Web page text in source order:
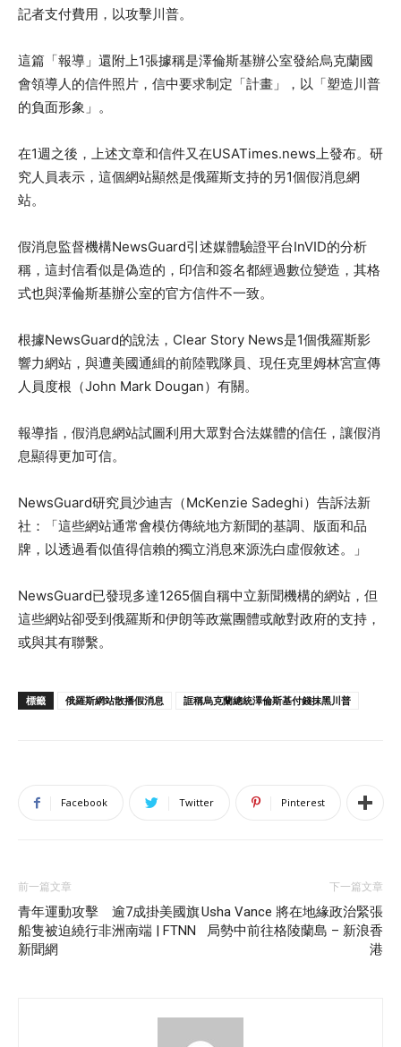
記者支付費用，以攻擊川普。
這篇「報導」還附上1張據稱是澤倫斯基辦公室發給烏克蘭國
會領導人的信件照片，信中要求制定「計畫」，以「塑造川普
的負面形象」。
在1週之後，上述文章和信件又在USATimes.news上發布。研
究人員表示，這個網站顯然是俄羅斯支持的另1個假消息網
站。
假消息監督機構NewsGuard引述媒體驗證平台InVID的分析
稱，這封信看似是偽造的，印信和簽名都經過數位變造，其格
式也與澤倫斯基辦公室的官方信件不一致。
根據NewsGuard的說法，Clear Story News是1個俄羅斯影
響力網站，與遭美國通緝的前陸戰隊員、現任克里姆林宮宣傳
人員度根（John Mark Dougan）有關。
報導指，假消息網站試圖利用大眾對合法媒體的信任，讓假消
息顯得更加可信。
NewsGuard研究員沙迪吉（McKenzie Sadeghi）告訴法新
社：「這些網站通常會模仿傳統地方新聞的基調、版面和品
牌，以透過看似值得信賴的獨立消息來源洗白虛假敘述。」
NewsGuard已發現多達1265個自稱中立新聞機構的網站，但
這些網站卻受到俄羅斯和伊朗等政黨團體或敵對政府的支持，
或與其有聯繫。
標籤 俄羅斯網站散播假消息 誆稱烏克蘭總統澤倫斯基付錢抹黑川普
Facebook Twitter Pinterest
前一篇文章
青年運動攻擊 逾7成掛美國旗
船隻被迫繞行非洲南端 | FTNN
新聞網
下一篇文章
Usha Vance 將在地緣政治緊張
局勢中前往格陵蘭島 – 新浪香
港